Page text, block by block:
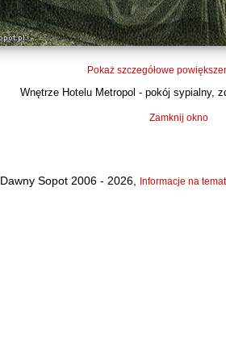
Pokaż szczegółowe
Wnętrze Hotelu Metropol - pokój sypialny,
Zamknij okno
Dawny Sopot 2006 - 2026, Informacje na